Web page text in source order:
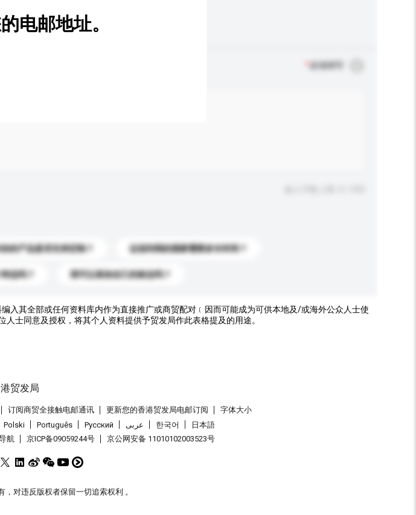
必须填写
的产品是否支持定制？ 运送到我的国家需要多长时间？
品吗？ 我可以添加自己的标志吗？
电邮地址。
入其全部或任何资料库内作为直接推广或商贸配对﹝因而可能成为可供本地及/或海外公众人士使
士同意及授权，将其个人资料提供予贸发局作此表格提及的用途。
订阅商贸全接触电邮通讯 更新您的香港贸发局电邮订阅
字体大小
Polski Português Pусский عربى 한국어
日本語
航 京ICP备09059244号 京公网安备 11010102003523号
，对违反版权者保留一切追索权利 。